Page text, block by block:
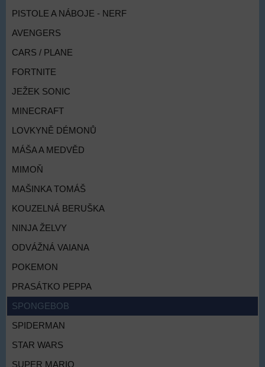
PISTOLE A NÁBOJE - NERF
AVENGERS
CARS / PLANE
FORTNITE
JEŽEK SONIC
MINECRAFT
LOVKYNĚ DÉMONŮ
MÁŠA A MEDVĚD
MIMOŇ
MAŠINKA TOMÁŠ
KOUZELNÁ BERUŠKA
NINJA ŽELVY
ODVÁŽNÁ VAIANA
POKEMON
PRASÁTKO PEPPA
SPONGEBOB
SPIDERMAN
STAR WARS
SUPER MARIO